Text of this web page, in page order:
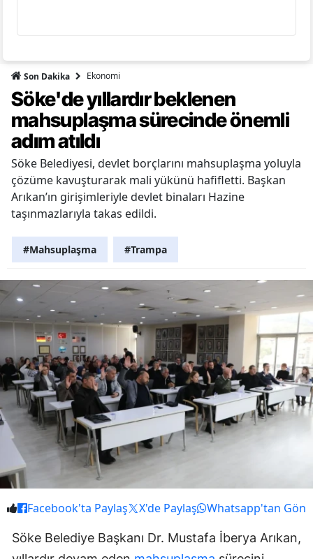
Son Dakika Ekonomi
Söke'de yıllardır beklenen
mahsuplaşma sürecinde önemli
adım atıldı
Söke Belediyesi, devlet borçlarını mahsuplaşma yoluyla
çözüme kavuşturarak mali yükünü hafifletti. Başkan
Arıkan’ın girişimleriyle devlet binaları Hazine
taşınmazlarıyla takas edildi.
#Mahsuplaşma #Trampa
Facebook'ta Paylaş X'de Paylaş Whatsapp'tan
Söke Belediye Başkanı Dr. Mustafa İberya Arıkan,